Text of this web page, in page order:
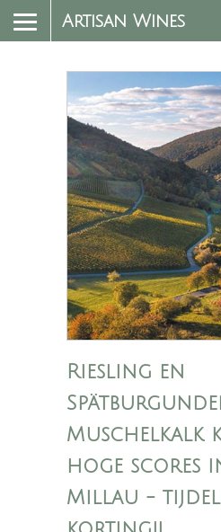
Artisan Wines
Riesling en
Muschelkalk
hoge scores
Millau -